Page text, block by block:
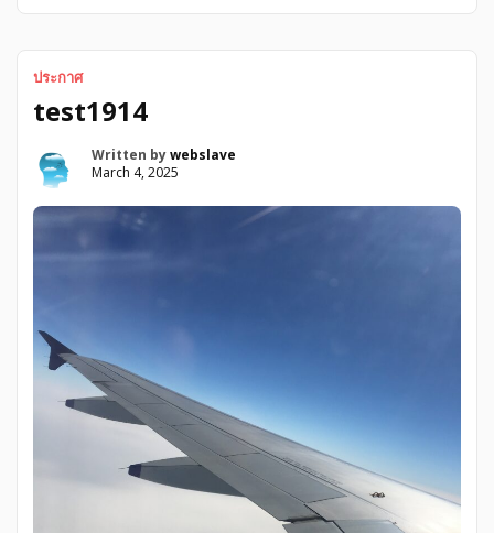
ประกาศ
test1914
Written bywebslave
March 4, 2025